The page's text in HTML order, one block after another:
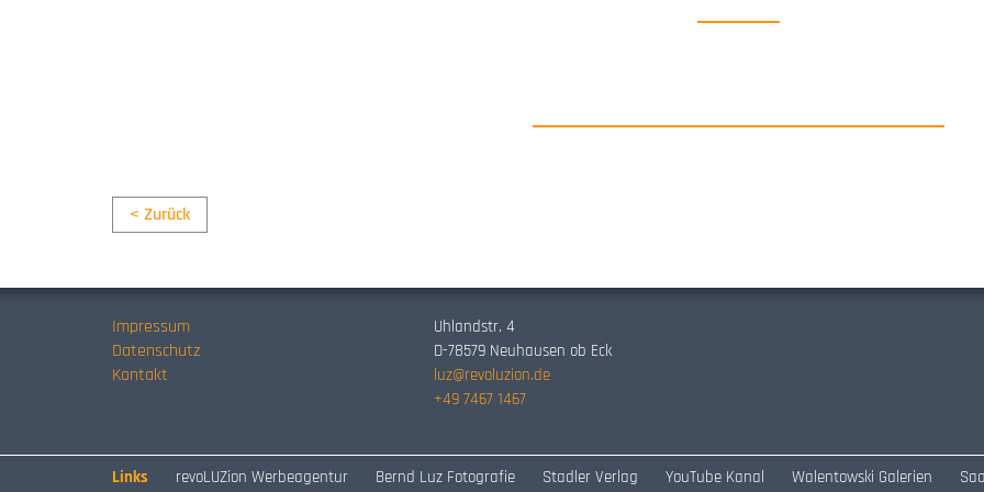
< Zurück
Impressum
Datenschutz
Kontakt
Uhlandstr. 4
D-78579 Neuhausen ob Eck
luz@revoluzion.de
+49 7467 1467
Links revoLUZion Werbeagentur Bernd Luz Fotografie Stadler Verlag YouTube Kanal Walentowski Galerien